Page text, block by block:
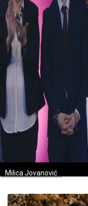
Milica Jovanović